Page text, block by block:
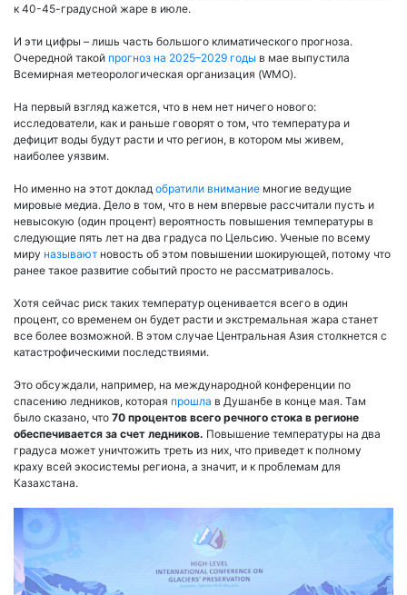
к 40-45-градусной жаре в июле.
И эти цифры – лишь часть большого климатического прогноза.
Очередной такой прогноз на 2025–2029 годы в мае выпустила
Всемирная метеорологическая организация (WMO).
На первый взгляд кажется, что в нем нет ничего нового:
исследователи, как и раньше говорят о том, что температура и
дефицит воды будут расти и что регион, в котором мы живем,
наиболее уязвим.
Но именно на этот доклад обратили внимание многие ведущие
мировые медиа. Дело в том, что в нем впервые рассчитали пусть и
невысокую (один процент) вероятность повышения температуры в
следующие пять лет на два градуса по Цельсию. Ученые по всему
миру называют новость об этом повышении шокирующей, потому что
ранее такое развитие событий просто не рассматривалось.
Хотя сейчас риск таких температур оценивается всего в один
процент, со временем он будет расти и экстремальная жара станет
все более возможной. В этом случае Центральная Азия столкнется с
катастрофическими последствиями.
Это обсуждали, например, на международной конференции по
спасению ледников, которая прошла в Душанбе в конце мая. Там
было сказано, что 70 процентов всего речного стока в регионе
обеспечивается за счет ледников. Повышение температуры на два
градуса может уничтожить треть из них, что приведет к полному
краху всей экосистемы региона, а значит, и к проблемам для
Казахстана.